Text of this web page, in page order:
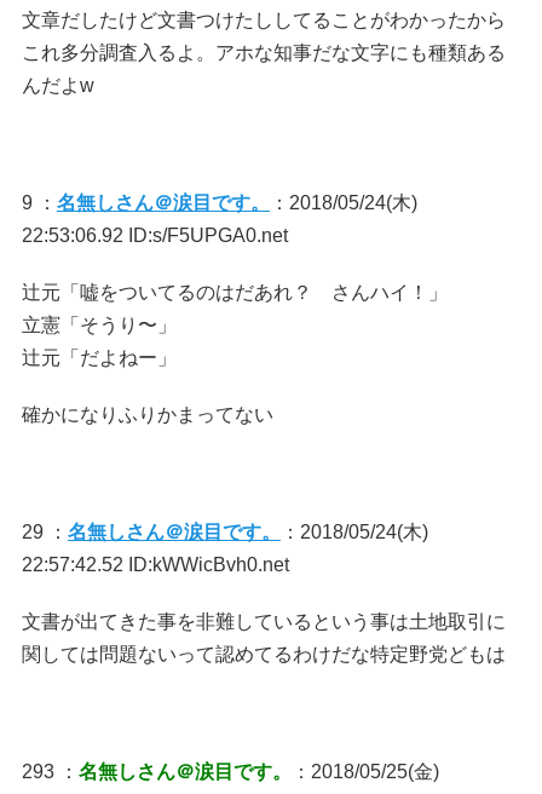
文章だしたけど文書つけたししてることがわかったから
これ多分調査入るよ。アホな知事だな文字にも種類ある
んだよw
9 ： 名無しさん＠涙目です。
：2018/05/24(木)
22:53:06.92 ID:s/F5UPGA0.net
辻元「嘘をついてるのはだあれ？ さんハイ！」
立憲「そうり〜」
辻元「だよねー」
確かになりふりかまってない
29 ： 名無しさん＠涙目です。
：2018/05/24(木)
22:57:42.52 ID:kWWicBvh0.net
文書が出てきた事を非難しているという事は土地取引に
関しては問題ないって認めてるわけだな特定野党どもは
293 ： 名無しさん＠涙目です。
：2018/05/25(金)